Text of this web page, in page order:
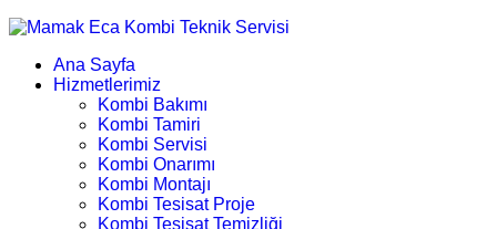
Ana Sayfa
Hizmetlerimiz
Kombi Bakımı
Kombi Tamiri
Kombi Servisi
Kombi Onarımı
Kombi Montajı
Kombi Tesisat Proje
Kombi Tesisat Temizliği